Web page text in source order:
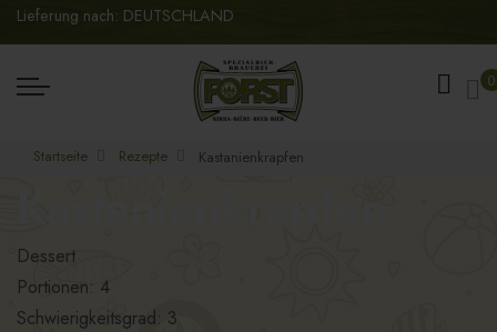
Lieferung nach: DEUTSCHLAND
0
Startseite Rezepte Kastanienkrapfen
Dessert
Portionen: 4
Schwierigkeitsgrad: 3